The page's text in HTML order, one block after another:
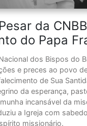
da
do Papa
dos Bispos do
e preces ao povo
de Sua
da esperança,
incansável da
a Igreja com
missionário.